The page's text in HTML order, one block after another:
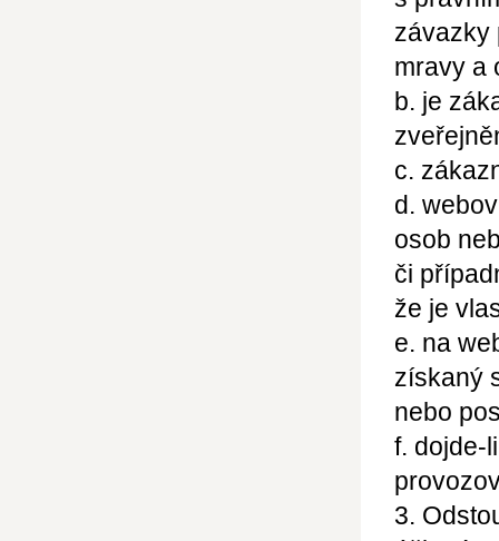
závazky
mravy a
b. je
c.
d.
osob
či
že je
e. na
získaný
nebo
f. dojde-
3.